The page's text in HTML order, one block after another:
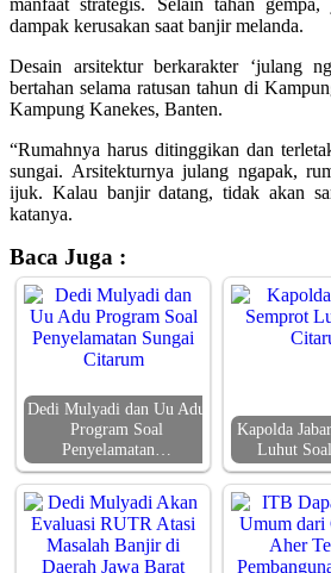
manfaat strategis. Selain tahan
dampak kerusakan saat banjir melanda.
Desain arsitektur berkarakter ‘julang
bertahan selama ratusan tahun di
Kampung Kanekes, Banten.
“Rumahnya harus ditinggikan dan
sungai. Arsitekturnya julang ngapak,
ijuk. Kalau banjir datang, tidak akan
katanya.
Baca Juga :
Dedi Mulyadi dan Uu Adu
Program Soal
Penyelamatan…
Kapolda
Luhut